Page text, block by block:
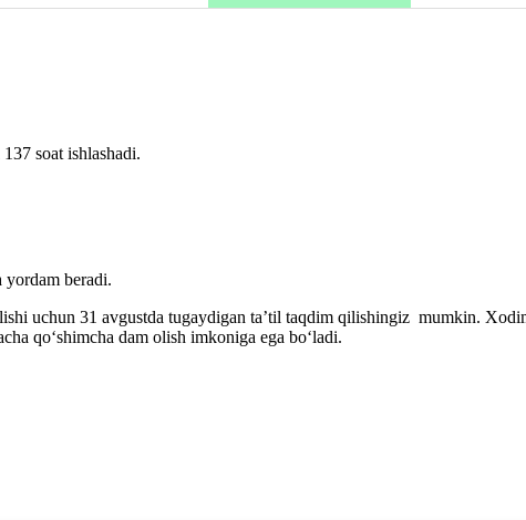
soat ishlashadi.
yordam beradi.
uchun 31 avgustda tugaydigan ta’til taqdim qilishingiz mumkin.
qoʻshimcha dam olish imkoniga ega boʻladi.